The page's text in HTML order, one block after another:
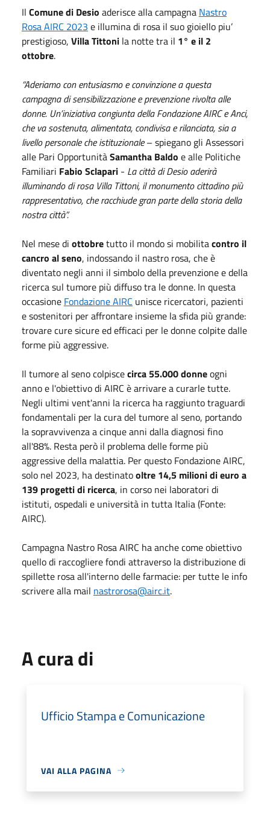
Il Comune di Desio aderisce alla campagna Nastro
Rosa AIRC 2023 e illumina di rosa il suo gioiello piu’
prestigioso, Villa Tittoni la notte tra il 1° e il 2
ottobre.
“Aderiamo con entusiasmo e convinzione a questa
campagna di sensibilizzazione e prevenzione rivolta alle
donne. Un’iniziativa congiunta della Fondazione AIRC e Anci,
che va sostenuta, alimentata, condivisa e rilanciata, sia a
livello personale che istituzionale– spiegano gli Assessori
alle Pari OpportunitàSamantha Baldo e alle Politiche
Familiari Fabio Sclapari - La città di Desio aderirà
illuminando di rosa Villa Tittoni, il monumento cittadino più
rappresentativo, che racchiude gran parte della storia della
nostra città”.
Nel mese di ottobretutto il mondo si mobilitacontro il
cancro al seno, indossando il nastro rosa, che è
diventato negli anni il simbolo della prevenzione e della
ricerca sul tumore più diffuso tra le donne. In questa
occasione Fondazione AIRC unisce ricercatori, pazienti
e sostenitori per affrontare insieme la sfida più grande:
trovare cure sicure ed efficaci per le donne colpite dalle
forme più aggressive.
Il tumore al seno colpiscecirca 55.000 donneogni
anno e l'obiettivo di AIRC è arrivare a curarle tutte.
Negli ultimi vent'anni la ricerca ha raggiunto traguardi
fondamentali per la cura del tumore al seno, portando
la sopravvivenza a cinque anni dalla diagnosi fino
all'88%. Resta però il problema delle forme più
aggressive della malattia. Per questo Fondazione AIRC,
solo nel 2023, ha destinatooltre 14,5 milioni di euro a
139 progetti di ricerca, in corso nei laboratori di
istituti, ospedali e università in tutta Italia (Fonte:
AIRC).
Campagna Nastro Rosa AIRC ha anche come obiettivo
quello di raccogliere fondi attraverso la distribuzione di
spillette rosa all'interno delle farmacie: per tutte le info
scrivere alla mail nastrorosa@airc.it.
A cura di
Ufficio Stampa e Comunicazione
VAI ALLA PAGINA